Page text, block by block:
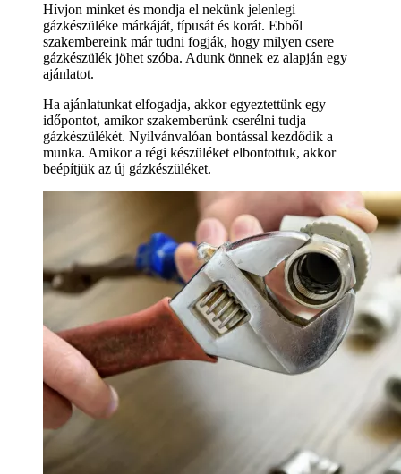
Hívjon minket és mondja el nekünk jelenlegi
gázkészüléke márkáját, típusát és korát. Ebből
szakembereink már tudni fogják, hogy milyen csere
gázkészülék jöhet szóba. Adunk önnek ez alapján egy
ajánlatot.
Ha ajánlatunkat elfogadja, akkor egyeztettünk egy
időpontot, amikor szakemberünk cserélni tudja
gázkészülékét. Nyilvánvalóan bontással kezdődik a
munka. Amikor a régi készüléket elbontottuk, akkor
beépítjük az új gázkészüléket.